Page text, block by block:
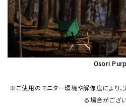
Osori
※ご使用のモニター環境や解像度により
る場合がござい